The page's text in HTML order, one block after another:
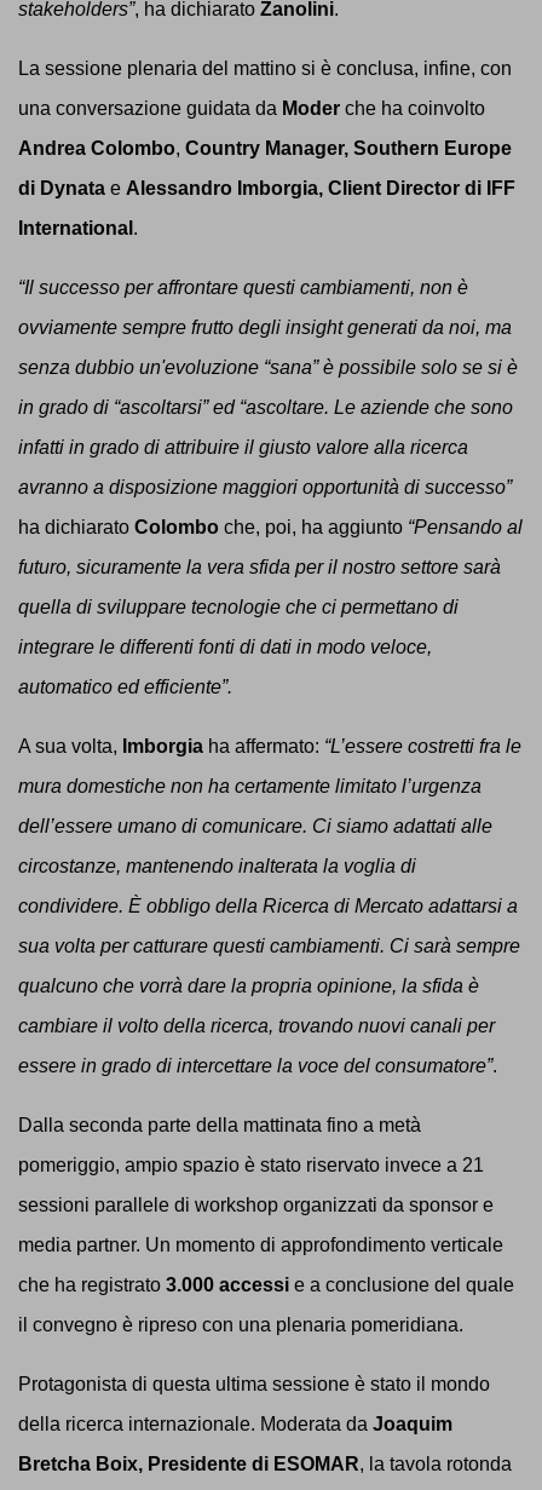
stakeholders”, ha dichiarato Zanolini.
La sessione plenaria del mattino si è conclusa, infine, con
una conversazione guidata da Moder che ha coinvolto
Andrea Colombo, Country Manager, Southern Europe
di Dynata e Alessandro Imborgia, Client Director di IFF
International .
“Il successo per affrontare questi cambiamenti, non è
ovviamente sempre frutto degli insight generati da noi, ma
senza dubbio un'evoluzione “sana” è possibile solo se si è
in grado di “ascoltarsi” ed “ascoltare. Le aziende che sono
infatti in grado di attribuire il giusto valore alla ricerca
avranno a disposizione maggiori opportunità di successo”
ha dichiarato Colombo che, poi, ha aggiunto “Pensando al
futuro, sicuramente la vera sfida per il nostro settore sarà
quella di sviluppare tecnologie che ci permettano di
integrare le differenti fonti di dati in modo veloce,
automatico ed efficiente”.
A sua volta, Imborgia ha affermato: “L’essere costretti fra le
mura domestiche non ha certamente limitato l’urgenza
dell’essere umano di comunicare. Ci siamo adattati alle
circostanze, mantenendo inalterata la voglia di
condividere. È obbligo della Ricerca di Mercato adattarsi a
sua volta per catturare questi cambiamenti. Ci sarà sempre
qualcuno che vorrà dare la propria opinione, la sfida è
cambiare il volto della ricerca, trovando nuovi canali per
essere in grado di intercettare la voce del consumatore”.
Dalla seconda parte della mattinata fino a metà
pomeriggio, ampio spazio è stato riservato invece a 21
sessioni parallele di workshop organizzati da sponsor e
media partner. Un momento di approfondimento verticale
che ha registrato 3.000 accessi e a conclusione del quale
il convegno è ripreso con una plenaria pomeridiana.
Protagonista di questa ultima sessione è stato il mondo
della ricerca internazionale. Moderata da Joaquim
Bretcha Boix, Presidente di ESOMAR, la tavola rotonda